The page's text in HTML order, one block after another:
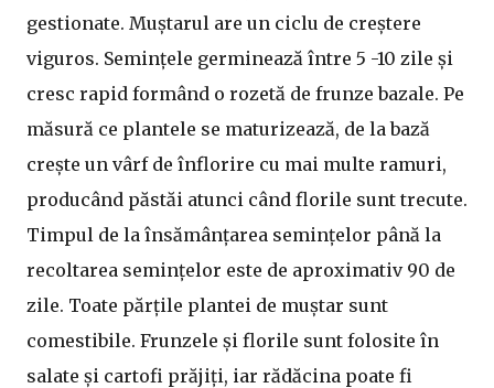
gestionate. Muștarul are un ciclu de creștere
viguros. Semințele germinează între 5 -10 zile și
cresc rapid formând o rozetă de frunze bazale. Pe
măsură ce plantele se maturizează, de la bază
crește un vârf de înflorire cu mai multe ramuri,
producând păstăi atunci când florile sunt trecute.
Timpul de la însămânțarea semințelor până la
recoltarea semințelor este de aproximativ 90 de
zile. Toate părțile plantei de muștar sunt
comestibile. Frunzele și florile sunt folosite în
salate și cartofi prăjiți, iar rădăcina poate fi